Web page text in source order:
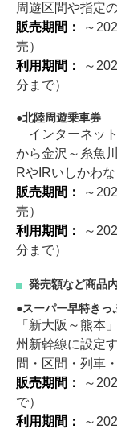
周遊区間や指定
販売期間：
～
売）
利用期間：
～
分まで）
北陸周遊乗車券
インターネッ
から金沢～糸魚
RやIRいしかわ
販売期間：
～
売）
利用期間：
～
分まで）
発売額など商品
スーパー早特きっ
「新大阪～熊本
州新幹線に設定
間・区間・列車
販売期間：
～
で）
利用期間：
～